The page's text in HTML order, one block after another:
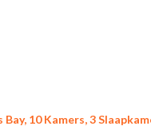
10 Kamers, 3